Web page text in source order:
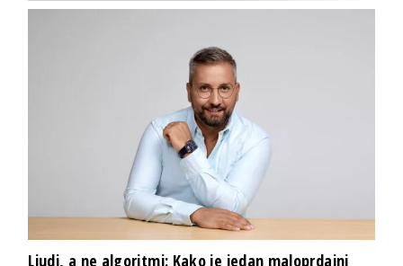
Ljudi, a ne algoritmi: Kako je jedan maloprdajni